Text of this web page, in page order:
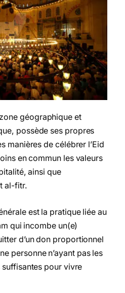
géographique et
possède ses propres
manières de célébrer l’Eid
en commun les valeurs
ainsi que
al-fitr.
est la pratique liée au
qui incombe un(e)
d’un don proportionnel
personne n’ayant pas les
pour vivre